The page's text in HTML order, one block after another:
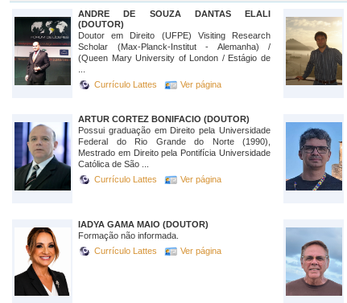
ANDRE DE SOUZA DANTAS ELALI
(DOUTOR)
Doutor em Direito (UFPE) Visiting Research
Scholar (Max-Planck-Institut - Alemanha) /
(Queen Mary University of London / Estágio de
Currículo Lattes
Ver página
ARTUR CORTEZ BONIFACIO (DOUTOR)
Possui graduação em Direito pela Universidade
Federal do Rio Grande do Norte (1990),
Mestrado em Direito pela Pontifícia Universidade
Católica de São ...
Currículo Lattes
Ver página
IADYA GAMA MAIO (DOUTOR)
Formação não informada.
Currículo Lattes
Ver página